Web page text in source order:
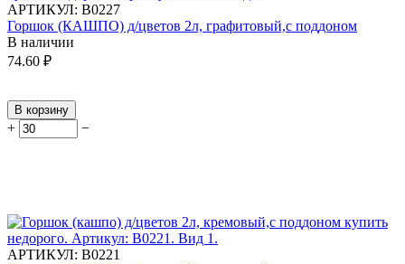
АРТИКУЛ: В0227
Горшок (КАШПО) д/цветов 2л, графитовый,с поддоном
В наличии
74.60 ₽
В корзину
+ −
АРТИКУЛ: В0221